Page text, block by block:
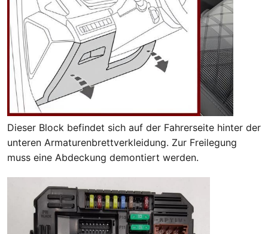
Dieser Block befindet sich auf der Fahrerseite hinter der
unteren Armaturenbrettverkleidung. Zur Freilegung
muss eine Abdeckung demontiert werden.